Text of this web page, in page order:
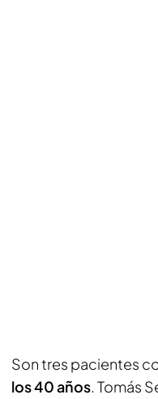
Son tres pacientes
los 40 años. Tomás